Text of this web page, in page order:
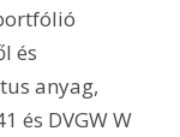
és
anyag,
és DVGW W